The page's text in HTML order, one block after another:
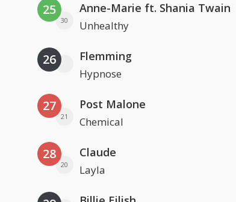
25
30
Anne-Marie ft. Shania Twain
Unhealthy
26 Flemming
Hypnose
27
21
Post Malone
Chemical
28
20
Claude
Layla